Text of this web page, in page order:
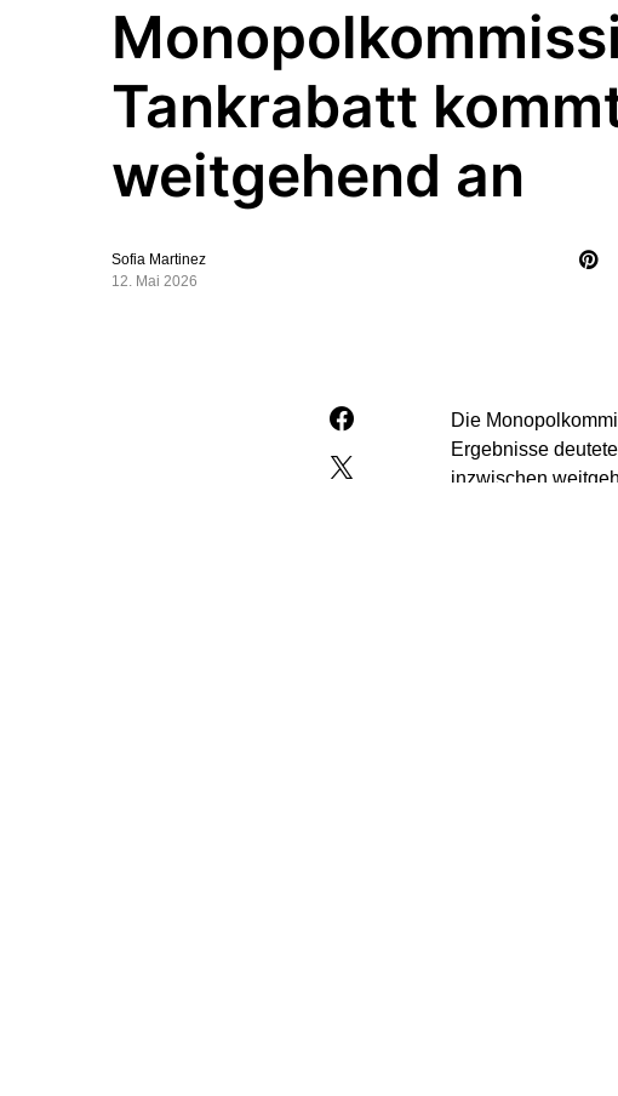
Tankrabatt
weitgehend an
Sofia Martinez
12. Mai 2026
Die
Ergebnisse
inzwischen